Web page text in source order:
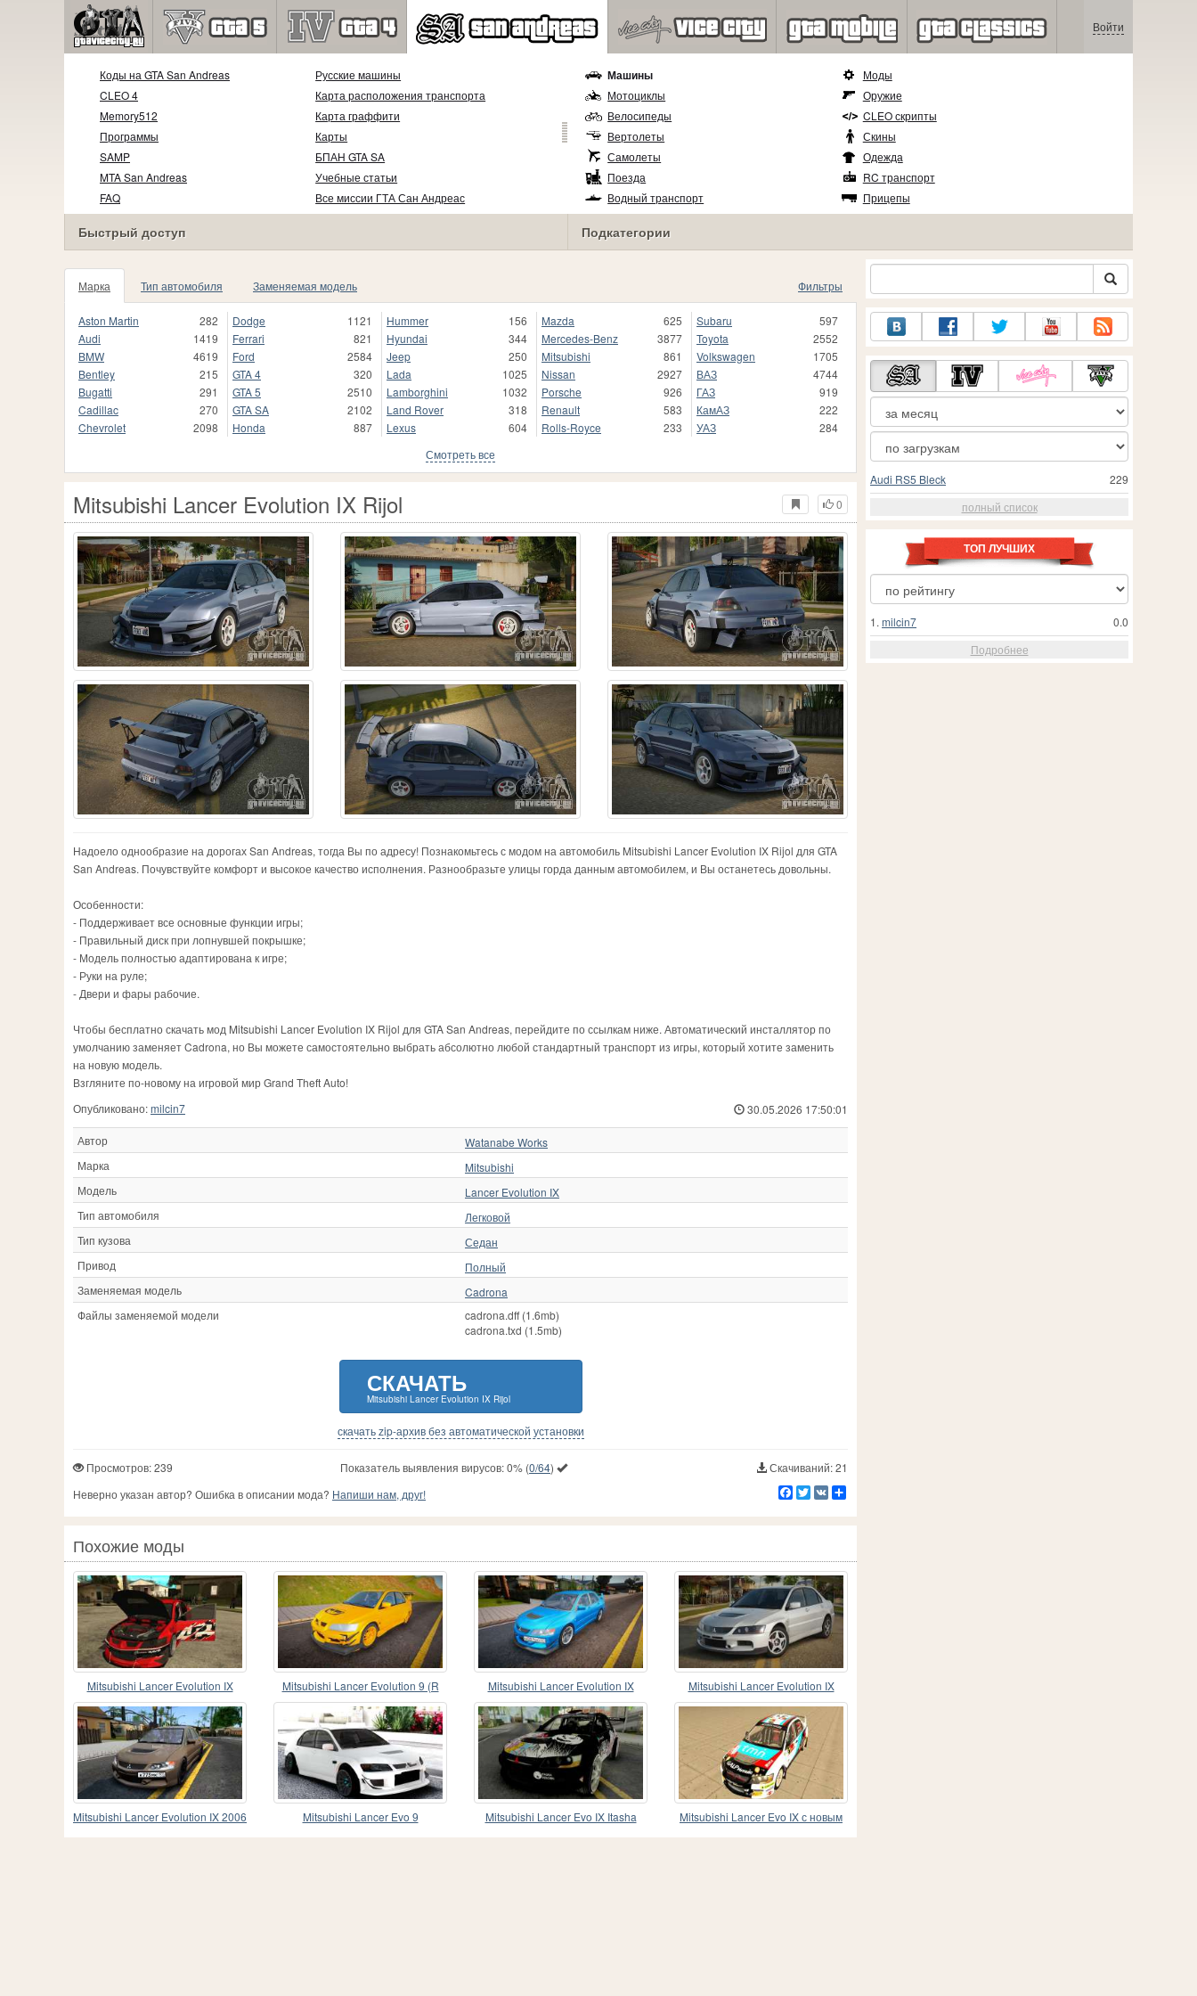
Войти
Коды на GTA San Andreas
CLEO 4
Memory512
Программы
SAMP
MTA San Andreas
FAQ
Русские машины
Карта расположения транспорта
Карта граффити
Карты
БПАН GTA SA
Учебные статьи
Все миссии ГТА Сан Андреас
Быстрый доступ
Машины
Мотоциклы
Велосипеды
Вертолеты
Самолеты
Поезда
Водный транспорт
Моды
Оружие
CLEO скрипты
Скины
Одежда
RC транспорт
Прицепы
Подкатегории
Марка Тип автомобиля Заменяемая модель Фильтры
Aston Martin
282
Audi
1419
BMW
4619
Bentley
215
Bugatti
291
Cadillac
270
Chevrolet
2098
Dodge
1121
Ferrari
821
Ford
2584
GTA 4
320
GTA 5
2510
GTA SA
2102
Honda
887
Hummer
156
Hyundai
344
Jeep
250
Lada
1025
Lamborghini
1032
Land Rover
318
Lexus
604
Mazda
625
Mercedes-Benz
3877
Mitsubishi
861
Nissan
2927
Porsche
926
Renault
583
Rolls-Royce
233
Subaru
597
Toyota
2552
Volkswagen
1705
ВАЗ
4744
ГАЗ
919
КамАЗ
222
УАЗ
284
Смотреть все
0
Mitsubishi Lancer Evolution IX Rijol
Надоело однообразие на дорогах San Andreas, тогда Вы по адресу! Познакомьтесь с модом на автомобиль Mitsubishi Lancer Evolution IX Rijol для GTA
San Andreas. Почувствуйте комфорт и высокое качество исполнения. Разнообразьте улицы горда данным автомобилем, и Вы останетесь довольны.
Особенности:
- Поддерживает все основные функции игры;
- Правильный диск при лопнувшей покрышке;
- Модель полностью адаптирована к игре;
- Руки на руле;
- Двери и фары рабочие.
Чтобы бесплатно скачать мод Mitsubishi Lancer Evolution IX Rijol для GTA San Andreas, перейдите по ссылкам ниже. Автоматический инсталлятор по
умолчанию заменяет Cadrona, но Вы можете самостоятельно выбрать абсолютно любой стандартный транспорт из игры, который хотите заменить
на новую модель.
Взгляните по-новому на игровой мир Grand Theft Auto!
Опубликовано:milcin7 30.05.2026 17:50:01
Автор
Watanabe Works
Марка
Mitsubishi
Модель
Lancer Evolution IX
Тип автомобиля
Легковой
Тип кузова
Седан
Привод
Полный
Заменяемая модель
Cadrona
Файлы заменяемой модели
cadrona.dff (1.6mb)
cadrona.txd (1.5mb)
СКАЧАТЬ
Mitsubishi Lancer Evolution IX Rijol
скачать zip-архив без автоматической установки
Просмотров: 239 Показатель выявления вирусов:0%(0/64)
Скачиваний: 21
Неверно указан автор? Ошибка в описании мода? Напиши нам, друг! Facebook
Twitter
VK
Похожие моды
Mitsubishi Lancer Evolution IX
Токийский Дрифт
Mitsubishi Lancer Evolution 9 (R
PROJECT)
Mitsubishi Lancer Evolution IX
(Frizer)
Mitsubishi Lancer Evolution IX
Ganhew
Mitsubishi Lancer Evolution IX 2006
Mitsubishi Lancer Evo 9
Mitsubishi Lancer Evo IX Itasha
Mitsubishi Lancer Evo IX с новым
229
Audi RS5 Bleck
полный список
ТОП ЛУЧШИХ
0.0
1. milcin7
Подробнее